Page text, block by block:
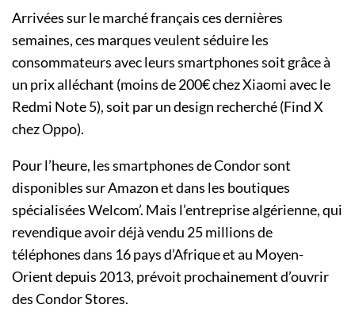
Arrivées sur le marché français ces dernières
semaines, ces marques veulent séduire les
consommateurs avec leurs smartphones soit grâce à
un prix alléchant (moins de 200€ chez Xiaomi avec le
Redmi Note 5), soit par un design recherché (Find X
chez Oppo).
Pour l’heure, les smartphones de Condor sont
disponibles sur Amazon et dans les boutiques
spécialisées Welcom’. Mais l’entreprise algérienne, qui
revendique avoir déjà vendu 25 millions de
téléphones dans 16 pays d’Afrique et au Moyen-
Orient depuis 2013, prévoit prochainement d’ouvrir
des Condor Stores.